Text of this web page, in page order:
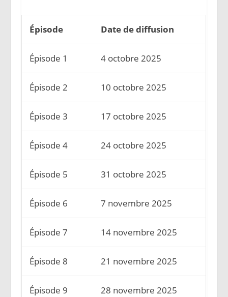
Épisode Date de diffusion
Épisode 1 4 octobre 2025
Épisode 2 10 octobre 2025
Épisode 3 17 octobre 2025
Épisode 4 24 octobre 2025
Épisode 5 31 octobre 2025
Épisode 6 7 novembre 2025
Épisode 7 14 novembre 2025
Épisode 8 21 novembre 2025
Épisode 9 28 novembre 2025